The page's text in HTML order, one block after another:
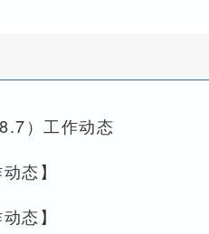
）工作动态
态】
态】